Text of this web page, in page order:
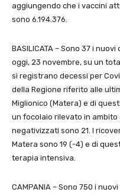
aggiungendo che i vaccini
sono 6.194.376.
BASILICATA – Sono 37 i
oggi, 23 novembre, su un
si registrano decessi per
della Regione riferito alle
Miglionico (Matera) e di
un focolaio rilevato in ambito
negativizzati sono 21. I
Matera sono 19 (-4) e di
terapia intensiva.
CAMPANIA – Sono 750 i